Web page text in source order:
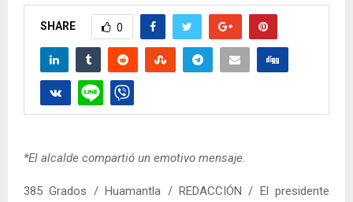
SHARE 0
*El alcalde compartió un emotivo mensaje.
385 Grados / Huamantla / REDACCIÓN / El presidente